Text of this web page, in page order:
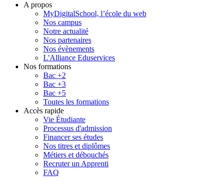
A propos
MyDigitalSchool, l’école du web
Nos campus
Notre actualité
Nos partenaires
Nos évènements
L'Alliance Eduservices
Nos formations
Bac +2
Bac +3
Bac +5
Toutes les formations
Accès rapide
Vie Étudiante
Processus d'admission
Financer ses études
Nos titres et diplômes
Métiers et débouchés
Recruter un Apprenti
FAQ